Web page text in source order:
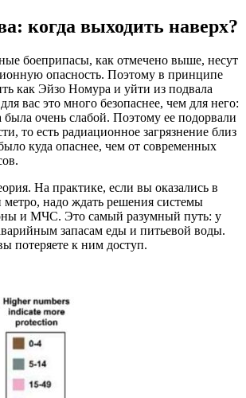
когда выходить наверх?
боеприпасы, как отмечено выше, несут
опасность. Поэтому в принципе
как Эйзо Номура и уйти из подвала
вас это много безопаснее, чем для него:
была очень слабой. Поэтому ее подорвали
то есть радиационное загрязнение близ
куда опаснее, чем от современных
На практике, если вы оказались в
надо ждать решения системы
и МЧС. Это самый разумный путь: у
запасам еды и питьевой воды.
потеряете к ним доступ.